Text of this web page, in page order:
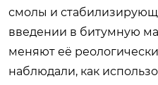
смолы и
введении в битумную
меняют её
наблюдали, как